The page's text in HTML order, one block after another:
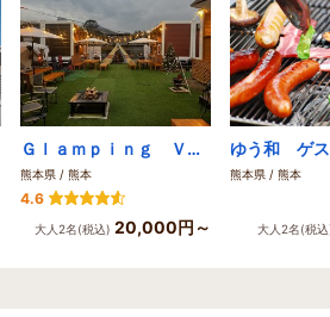
Ｇｌａｍｐｉｎｇ Ｖｉｌｌａｇｅ Ｌｅａｆ
熊本県 / 熊本
4.6
大人2名(税込) 20,000円～
ゆう和 ゲス
熊本県 / 熊本
大人2名(税